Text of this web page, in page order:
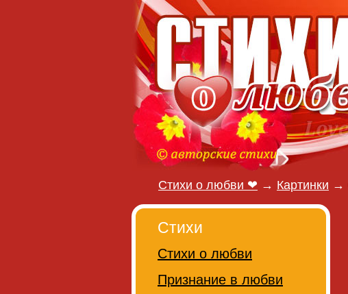
Стихи о любви ❤ → Картинки →
Стихи
Стихи о любви
Признание в любви